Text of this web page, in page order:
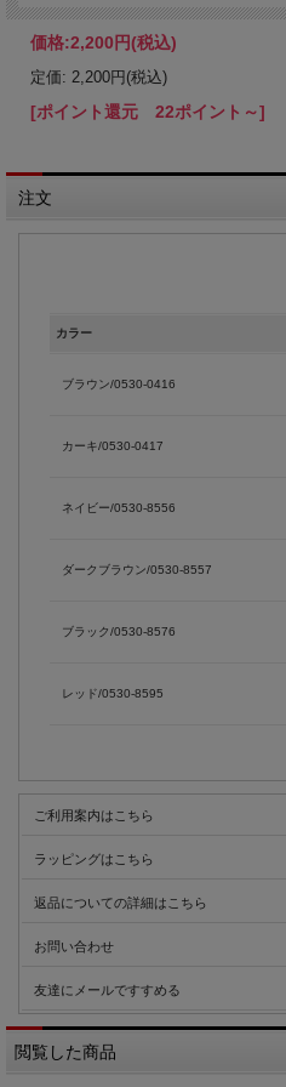
価格:2,200円(税込)
定価: 2,200円(税込)
[ポイント還元 22ポイント～]
注文
カラー
ブラウン/0530-0416
カーキ/0530-0417
ネイビー/0530-8556
ダークブラウン/0530-8557
ブラック/0530-8576
レッド/0530-8595
ご利用案内はこちら
ラッピングはこちら
返品についての詳細はこちら
お問い合わせ
友達にメールですすめる
閲覧した商品